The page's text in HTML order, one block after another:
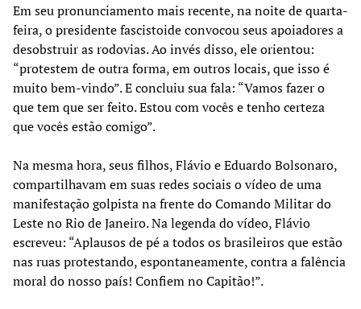
Em seu pronunciamento mais recente, na noite de quarta-
feira, o presidente fascistoide convocou seus apoiadores a
desobstruir as rodovias. Ao invés disso, ele orientou:
“protestem de outra forma, em outros locais, que isso é
muito bem-vindo”. E concluiu sua fala: “Vamos fazer o
que tem que ser feito. Estou com vocês e tenho certeza
que vocês estão comigo”.
Na mesma hora, seus filhos, Flávio e Eduardo Bolsonaro,
compartilhavam em suas redes sociais o vídeo de uma
manifestação golpista na frente do Comando Militar do
Leste no Rio de Janeiro. Na legenda do vídeo, Flávio
escreveu: “Aplausos de pé a todos os brasileiros que estão
nas ruas protestando, espontaneamente, contra a falência
moral do nosso país! Confiem no Capitão!”.